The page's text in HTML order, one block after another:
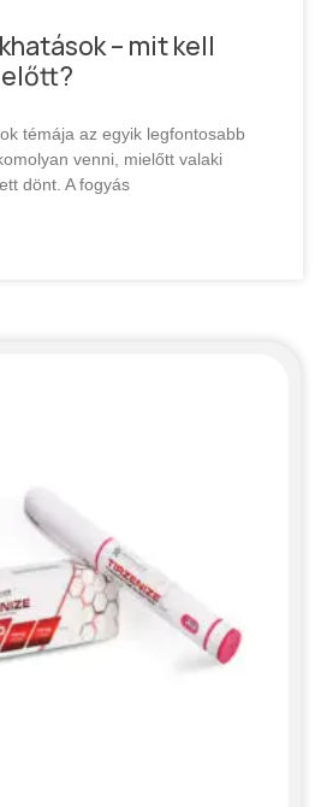
– mit kell
témája az egyik legfontosabb
venni, mielőtt valaki
dönt. A fogyás